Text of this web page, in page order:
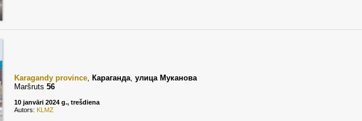
Karagandy province, Караганда, улица Муканова
Maršruts 56
10 janvāri 2024 g., trešdiena
Autors: KLMZ